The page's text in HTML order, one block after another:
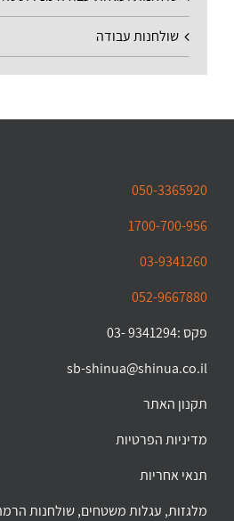
שולחנות עבודה
050-3365920
1700-700-956
03-9341260
052-9667880
פקס :9341294 -03
sb-shinua@shinua.co.il
תקנון האתר
מדיניות הפרטיות
תנאי אחריות
מלגזות, עגלות משטחים, שולחנות